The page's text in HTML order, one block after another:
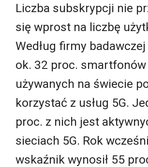
Liczba subskrypcji nie
się wprost na liczbę
Według firmy badawczej
ok. 32 proc. smartfonów
używanych na świecie
korzystać z usług 5G.
proc. z nich jest
sieciach 5G. Rok
wskaźnik wynosił 55